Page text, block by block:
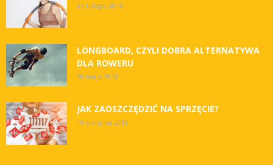
27 lutego 2018
LONGBOARD, CZYLI DOBRA ALTERNATYWA
DLA ROWERU
30 maja 2018
JAK ZAOSZCZĘDZIĆ NA SPRZĘCIE?
10 sierpnia 2018